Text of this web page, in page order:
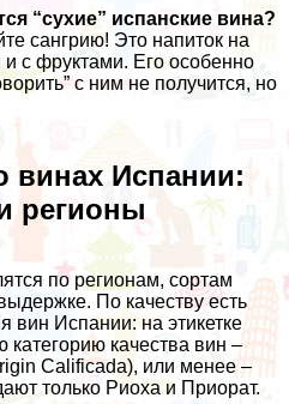
“сухие” испанские вина?
сангрию! Это напиток на
с фруктами. Его особенно
с ним не получится, но
винах Испании:
регионы
по регионам, сортам
По качеству есть
вин Испании: на этикетке
качества вин –
Calificada), или менее –
только Риоха и Приорат.